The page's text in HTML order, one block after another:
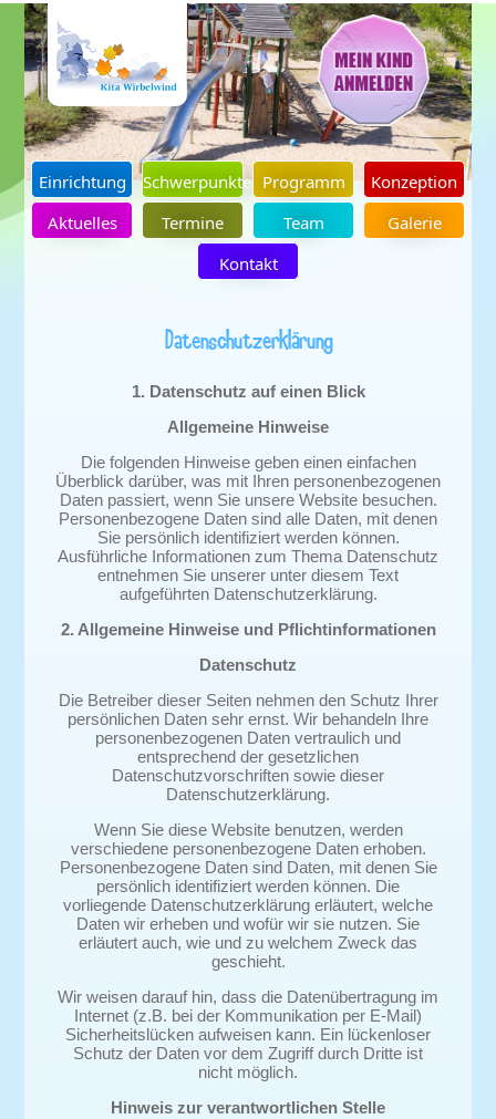
Einrichtung Schwerpunkte Programm
Konzeption
Aktuelles
Termine Team
Galerie
Kontakt
Datenschutzerklärung
1. Datenschutz auf einen Blick
Allgemeine Hinweise
Die folgenden Hinweise geben einen einfachen
Überblick darüber, was mit Ihren personenbezogenen
Daten passiert, wenn Sie unsere Website besuchen.
Personenbezogene Daten sind alle Daten, mit denen
Sie persönlich identifiziert werden können.
Ausführliche Informationen zum Thema Datenschutz
entnehmen Sie unserer unter diesem Text
aufgeführten Datenschutzerklärung.
2. Allgemeine Hinweise und Pflichtinformationen
Datenschutz
Die Betreiber dieser Seiten nehmen den Schutz Ihrer
persönlichen Daten sehr ernst. Wir behandeln Ihre
personenbezogenen Daten vertraulich und
entsprechend der gesetzlichen
Datenschutzvorschriften sowie dieser
Datenschutzerklärung.
Wenn Sie diese Website benutzen, werden
verschiedene personenbezogene Daten erhoben.
Personenbezogene Daten sind Daten, mit denen Sie
persönlich identifiziert werden können. Die
vorliegende Datenschutzerklärung erläutert, welche
Daten wir erheben und wofür wir sie nutzen. Sie
erläutert auch, wie und zu welchem Zweck das
geschieht.
Wir weisen darauf hin, dass die Datenübertragung im
Internet (z.B. bei der Kommunikation per E-Mail)
Sicherheitslücken aufweisen kann. Ein lückenloser
Schutz der Daten vor dem Zugriff durch Dritte ist
nicht möglich.
Hinweis zur verantwortlichen Stelle